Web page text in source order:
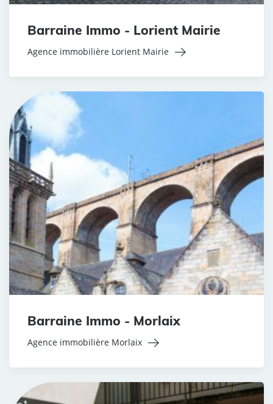
Barraine Immo - Lorient Mairie
Agence immobilière Lorient Mairie
Barraine Immo - Morlaix
Agence immobilière Morlaix